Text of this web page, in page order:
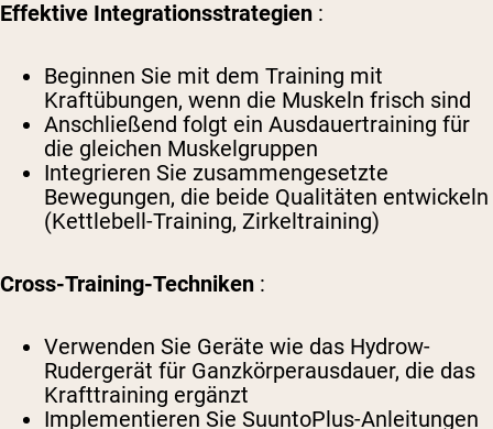
Effektive Integrationsstrategien :
Beginnen Sie mit dem Training mit
Kraftübungen, wenn die Muskeln frisch sind
Anschließend folgt ein Ausdauertraining für
die gleichen Muskelgruppen
Integrieren Sie zusammengesetzte
Bewegungen, die beide Qualitäten entwickeln
(Kettlebell-Training, Zirkeltraining)
Cross-Training-Techniken :
Verwenden Sie Geräte wie das Hydrow-
Rudergerät für Ganzkörperausdauer, die das
Krafttraining ergänzt
Implementieren Sie SuuntoPlus-Anleitungen